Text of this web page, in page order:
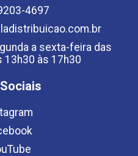
4697
a sexta-feira das
13h30 às 17h30